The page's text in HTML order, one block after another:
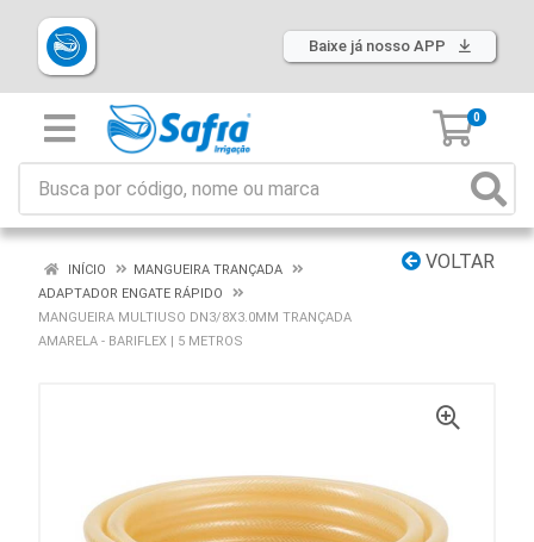
Baixe já nosso APP
0
VOLTAR
INÍCIO
MANGUEIRA TRANÇADA
ADAPTADOR ENGATE RÁPIDO
MANGUEIRA MULTIUSO DN3/8X3.0MM TRANÇADA
AMARELA - BARIFLEX | 5 METROS